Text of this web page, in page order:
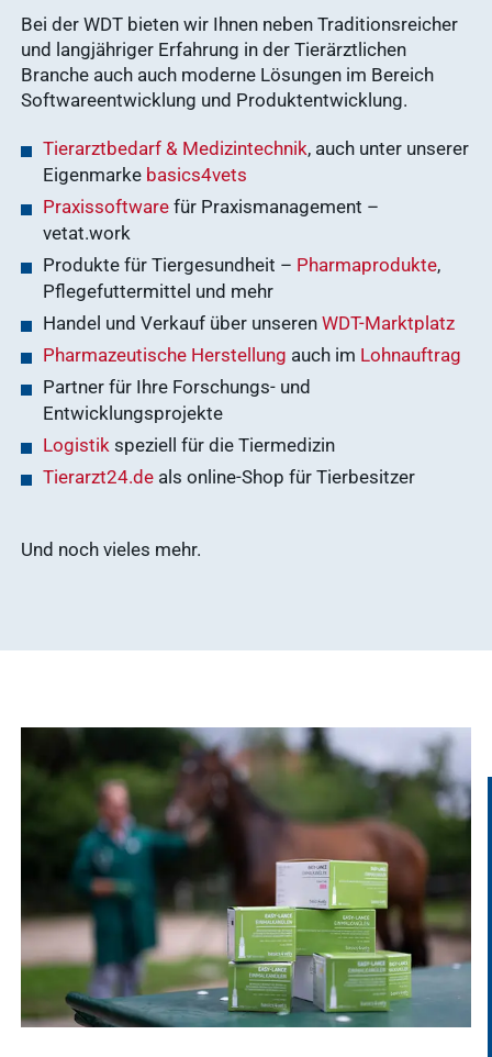
Bei der WDT bieten wir Ihnen neben Traditionsreicher
und langjähriger Erfahrung in der Tierärztlichen
Branche auch auch moderne Lösungen im Bereich
Softwareentwicklung und Produktentwicklung.
Tierarztbedarf & Medizintechnik, auch unter unserer
Eigenmarke basics4vets
Praxissoftwarefür Praxismanagement –
vetat.work
Produkte für Tiergesundheit – Pharmaprodukte,
Pflegefuttermittel und mehr
Handel und Verkauf über unserenWDT-Marktplatz
Pharmazeutische Herstellung auch im Lohnauftrag
Partner für Ihre Forschungs- und
Entwicklungsprojekte
Logistikspeziell für die Tiermedizin
Tierarzt24.de als online-Shop für Tierbesitzer
Und noch vieles mehr.